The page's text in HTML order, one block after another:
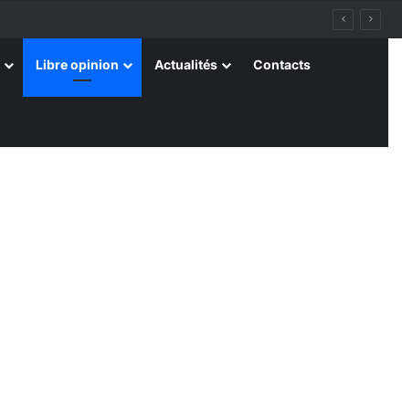
Libre opinion Actualités Contacts